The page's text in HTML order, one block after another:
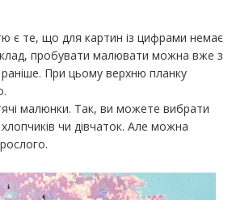
є те, що для картин із цифрами немає
пробувати малювати можна вже з
При цьому верхню планку
малюнки. Так, ви можете вибрати
чи дівчаток. Але можна